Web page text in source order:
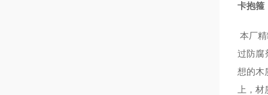
卡抱箍
本厂
过防腐
想的木
上，